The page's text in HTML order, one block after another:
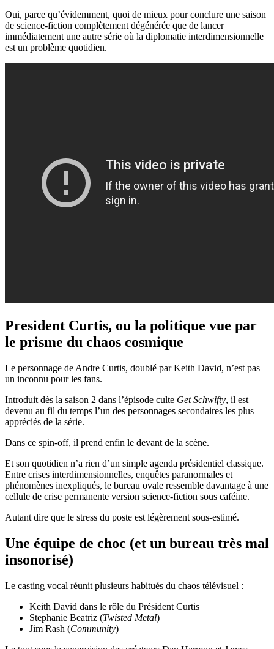
Oui, parce qu’évidemment, quoi de mieux pour conclure une saison
de science-fiction complètement dégénérée que de lancer
immédiatement une autre série où la diplomatie interdimensionnelle
est un problème quotidien.
President Curtis, ou la politique vue par
le prisme du chaos cosmique
Le personnage de Andre Curtis, doublé par Keith David, n’est pas
un inconnu pour les fans.
Introduit dès la saison 2 dans l’épisode culte Get Schwifty, il est
devenu au fil du temps l’un des personnages secondaires les plus
appréciés de la série.
Dans ce spin-off, il prend enfin le devant de la scène.
Et son quotidien n’a rien d’un simple agenda présidentiel classique.
Entre crises interdimensionnelles, enquêtes paranormales et
phénomènes inexpliqués, le bureau ovale ressemble davantage à une
cellule de crise permanente version science-fiction sous caféine.
Autant dire que le stress du poste est légèrement sous-estimé.
Une équipe de choc (et un bureau très mal
insonorisé)
Le casting vocal réunit plusieurs habitués du chaos télévisuel :
Keith David dans le rôle du Président Curtis
Stephanie Beatriz (Twisted Metal)
Jim Rash (Community)